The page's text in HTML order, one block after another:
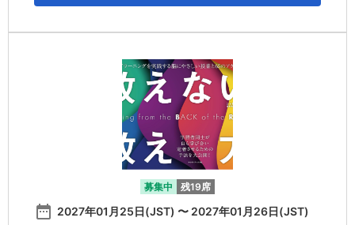
募集中 残19席
date_range 2027年01月25日(JST) 〜 2027年01月26日(JST)